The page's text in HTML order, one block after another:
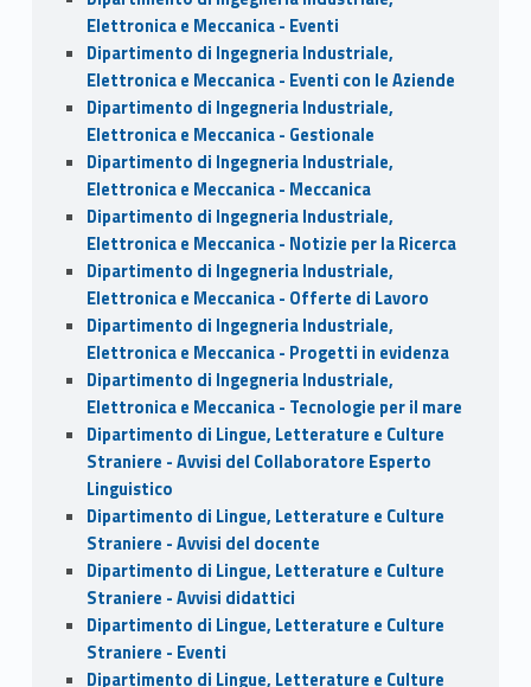
Elettronica e Meccanica - Eventi
Dipartimento di Ingegneria Industriale,
Elettronica e Meccanica - Eventi con le Aziende
Dipartimento di Ingegneria Industriale,
Elettronica e Meccanica - Gestionale
Dipartimento di Ingegneria Industriale,
Elettronica e Meccanica - Meccanica
Dipartimento di Ingegneria Industriale,
Elettronica e Meccanica - Notizie per la Ricerca
Dipartimento di Ingegneria Industriale,
Elettronica e Meccanica - Offerte di Lavoro
Dipartimento di Ingegneria Industriale,
Elettronica e Meccanica - Progetti in evidenza
Dipartimento di Ingegneria Industriale,
Elettronica e Meccanica - Tecnologie per il mare
Dipartimento di Lingue, Letterature e Culture
Straniere - Avvisi del Collaboratore Esperto
Linguistico
Dipartimento di Lingue, Letterature e Culture
Straniere - Avvisi del docente
Dipartimento di Lingue, Letterature e Culture
Straniere - Avvisi didattici
Dipartimento di Lingue, Letterature e Culture
Straniere - Eventi
Dipartimento di Lingue, Letterature e Culture